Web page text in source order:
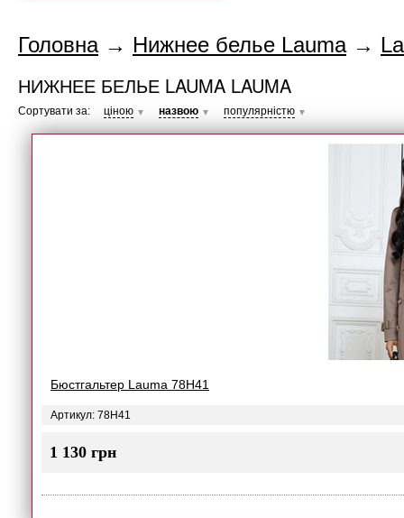
Головна→ Нижнее белье Lauma→
НИЖНЕЕ БЕЛЬЕ LAUMA LAUMA
Сортувати за: ціною ▼ назвою ▼ популярністю ▼
Бюстгальтер Lauma 78H41
Артикул: 78H41
1 130 грн